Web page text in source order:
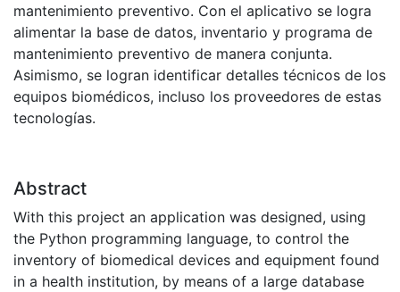
mantenimiento preventivo. Con el aplicativo se logra
alimentar la base de datos, inventario y programa de
mantenimiento preventivo de manera conjunta.
Asimismo, se logran identificar detalles técnicos de los
equipos biomédicos, incluso los proveedores de estas
tecnologías.
Abstract
With this project an application was designed, using
the Python programming language, to control the
inventory of biomedical devices and equipment found
in a health institution, by means of a large database